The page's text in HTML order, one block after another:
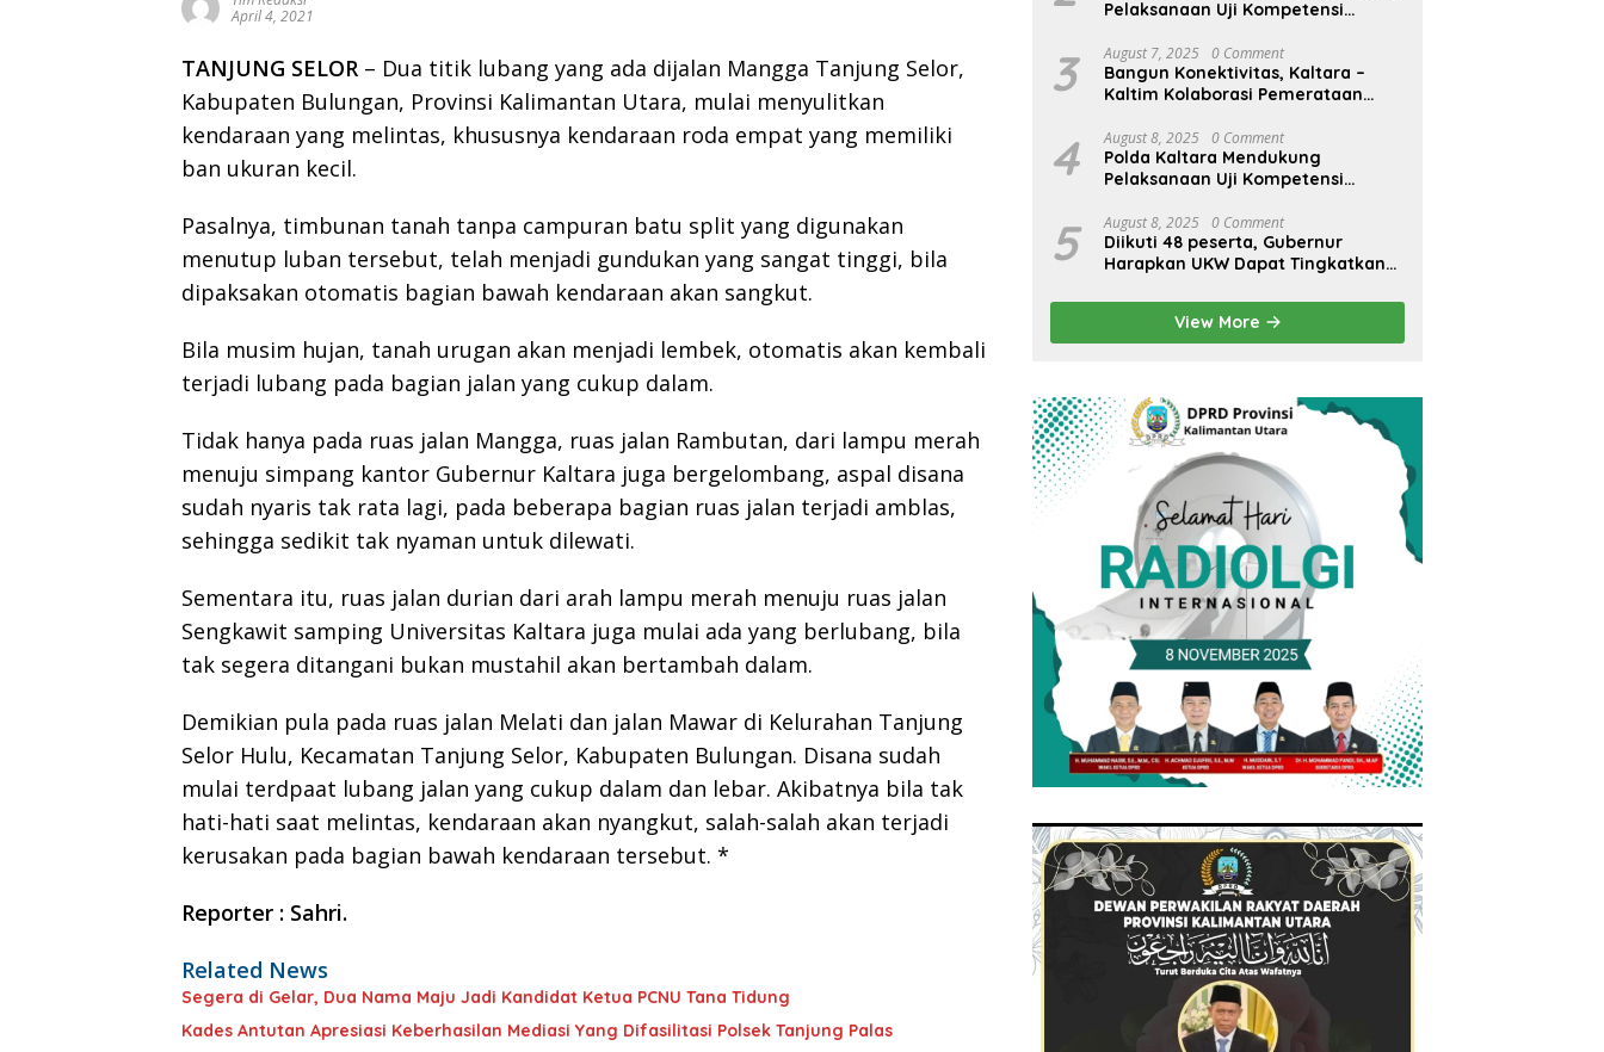
April 4, 2021
TANJUNG SELOR – Dua titik lubang yang ada dijalan Mangga Tanjung Selor,
Kabupaten Bulungan, Provinsi Kalimantan Utara, mulai menyulitkan
kendaraan yang melintas, khususnya kendaraan roda empat yang memiliki
ban ukuran kecil.
Pasalnya, timbunan tanah tanpa campuran batu split yang digunakan
menutup luban tersebut, telah menjadi gundukan yang sangat tinggi, bila
dipaksakan otomatis bagian bawah kendaraan akan sangkut.
Bila musim hujan, tanah urugan akan menjadi lembek, otomatis akan kembali
terjadi lubang pada bagian jalan yang cukup dalam.
Tidak hanya pada ruas jalan Mangga, ruas jalan Rambutan, dari lampu merah
menuju simpang kantor Gubernur Kaltara juga bergelombang, aspal disana
sudah nyaris tak rata lagi, pada beberapa bagian ruas jalan terjadi amblas,
sehingga sedikit tak nyaman untuk dilewati.
Sementara itu, ruas jalan durian dari arah lampu merah menuju ruas jalan
Sengkawit samping Universitas Kaltara juga mulai ada yang berlubang, bila
tak segera ditangani bukan mustahil akan bertambah dalam.
Demikian pula pada ruas jalan Melati dan jalan Mawar di Kelurahan Tanjung
Selor Hulu, Kecamatan Tanjung Selor, Kabupaten Bulungan. Disana sudah
mulai terdpaat lubang jalan yang cukup dalam dan lebar. Akibatnya bila tak
hati-hati saat melintas, kendaraan akan nyangkut, salah-salah akan terjadi
kerusakan pada bagian bawah kendaraan tersebut. *
Reporter : Sahri.
Related News
Segera di Gelar, Dua Nama Maju Jadi Kandidat Ketua PCNU Tana Tidung
Kades Antutan Apresiasi Keberhasilan Mediasi Yang Difasilitasi Polsek Tanjung Palas
Pelaksanaan Uji Kompetensi
3 August 7, 2025 0 Comment
Bangun Konektivitas, Kaltara –
Kaltim Kolaborasi Pemerataan
4 August 8, 2025 0 Comment
Polda Kaltara Mendukung
Pelaksanaan Uji Kompetensi
5 August 8, 2025 0 Comment
Diikuti 48 peserta, Gubernur
Harapkan UKW Dapat Tingkatkan
View More